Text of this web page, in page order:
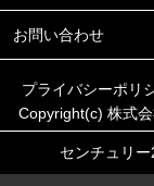
お問い合わせ
プライバシーポリ
Copyright(c) 株式
センチュリ